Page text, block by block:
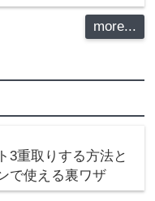
more...
3重取りする方法と
で使える裏ワザ